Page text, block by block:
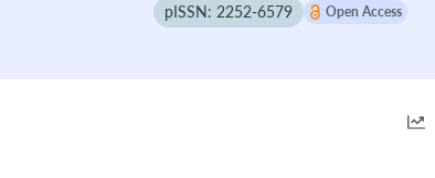
pISSN: 2252-6579 Open Access